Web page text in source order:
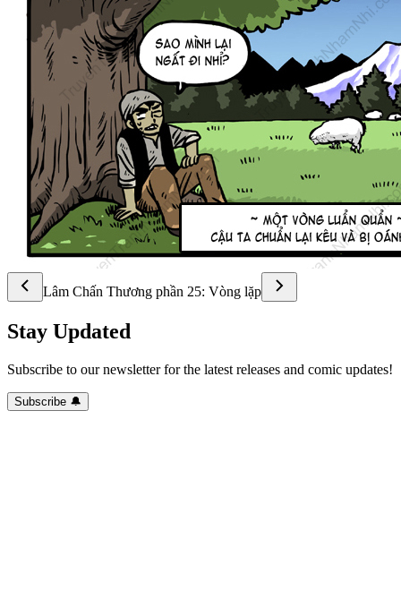
Lâm Chấn Thương phần 25: Vòng lặp
Stay Updated
Subscribe to our newsletter for the latest releases and comic updates!
Subscribe 🔔